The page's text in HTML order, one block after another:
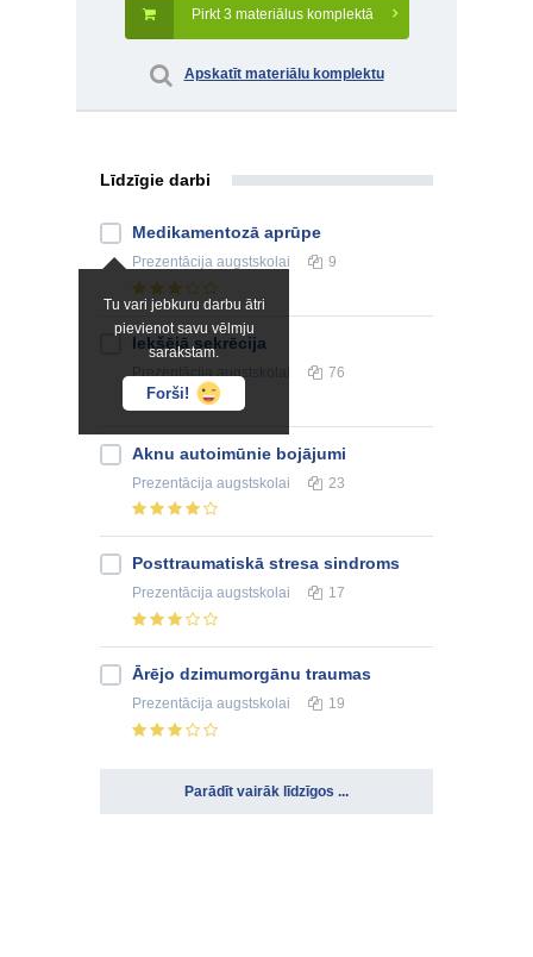
Pirkt 3 materiālus komplektā
Apskatīt materiālu komplektu
Līdzīgie darbi
Tu vari jebkuru darbu ātri
pievienot savu vēlmju
sarakstam.
Forši!
Medikamentozā aprūpe
Prezentācija augstskolai 9
Iekšējā sekrēcija
Prezentācijaaugstskolai 76
Aknu autoimūnie bojājumi
Prezentācija augstskolai 23
Posttraumatiskā stresa sindroms
Prezentācija augstskolai 17
Ārējo dzimumorgānu traumas
Prezentācija augstskolai 19
Parādīt vairāk līdzīgos ...